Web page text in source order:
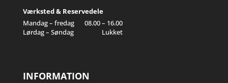
Værksted & Reservedele
Mandag – fredag
08.00 – 16.00
Lørdag – Søndag
Lukket
INFORMATION